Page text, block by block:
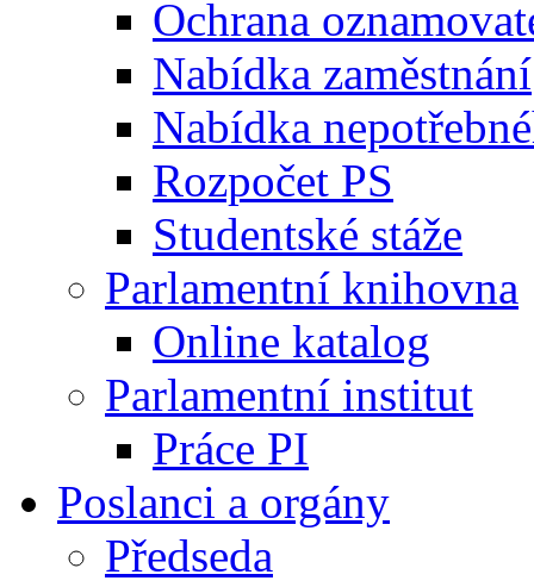
Ochrana
Nabídka zaměstnání
Nabídka
Rozpočet PS
Studentské stáže
Parlamentní knihovna
Online katalog
Parlamentní institut
Práce PI
Poslanci a orgány
Předseda